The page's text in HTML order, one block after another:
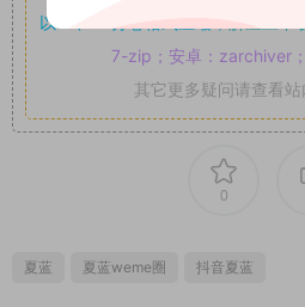
以7z、7z分卷格式压缩，
7-zip；安卓：zarchiver
其它更多疑问请查看站
0
夏蓝 夏蓝weme圈 抖音夏蓝